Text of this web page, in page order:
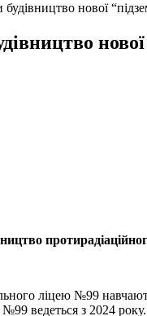
будівництво нової
ліцею №99
ведеться з 2024